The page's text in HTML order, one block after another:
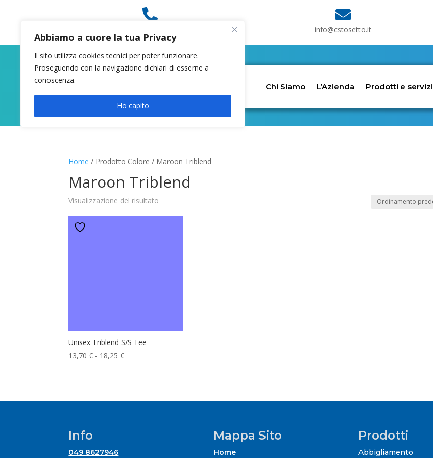
Abbiamo a cuore la tua Privacy
Il sito utilizza cookies tecnici per poter funzionare.
Proseguendo con la navigazione dichiari di esserne a
conoscenza.
Ho capito
 
info@cstosetto.it
Chi Siamo L’Azienda Prodotti e servizi
Home / Prodotto Colore / Maroon Triblend
Maroon Triblend
Visualizzazione del risultato
Unisex Triblend S/S Tee
13,70€ - 18,25€Fascia
13,70 €
Info
049 8627946
Mappa Sito
Home
Prodotti
Abbigliamento